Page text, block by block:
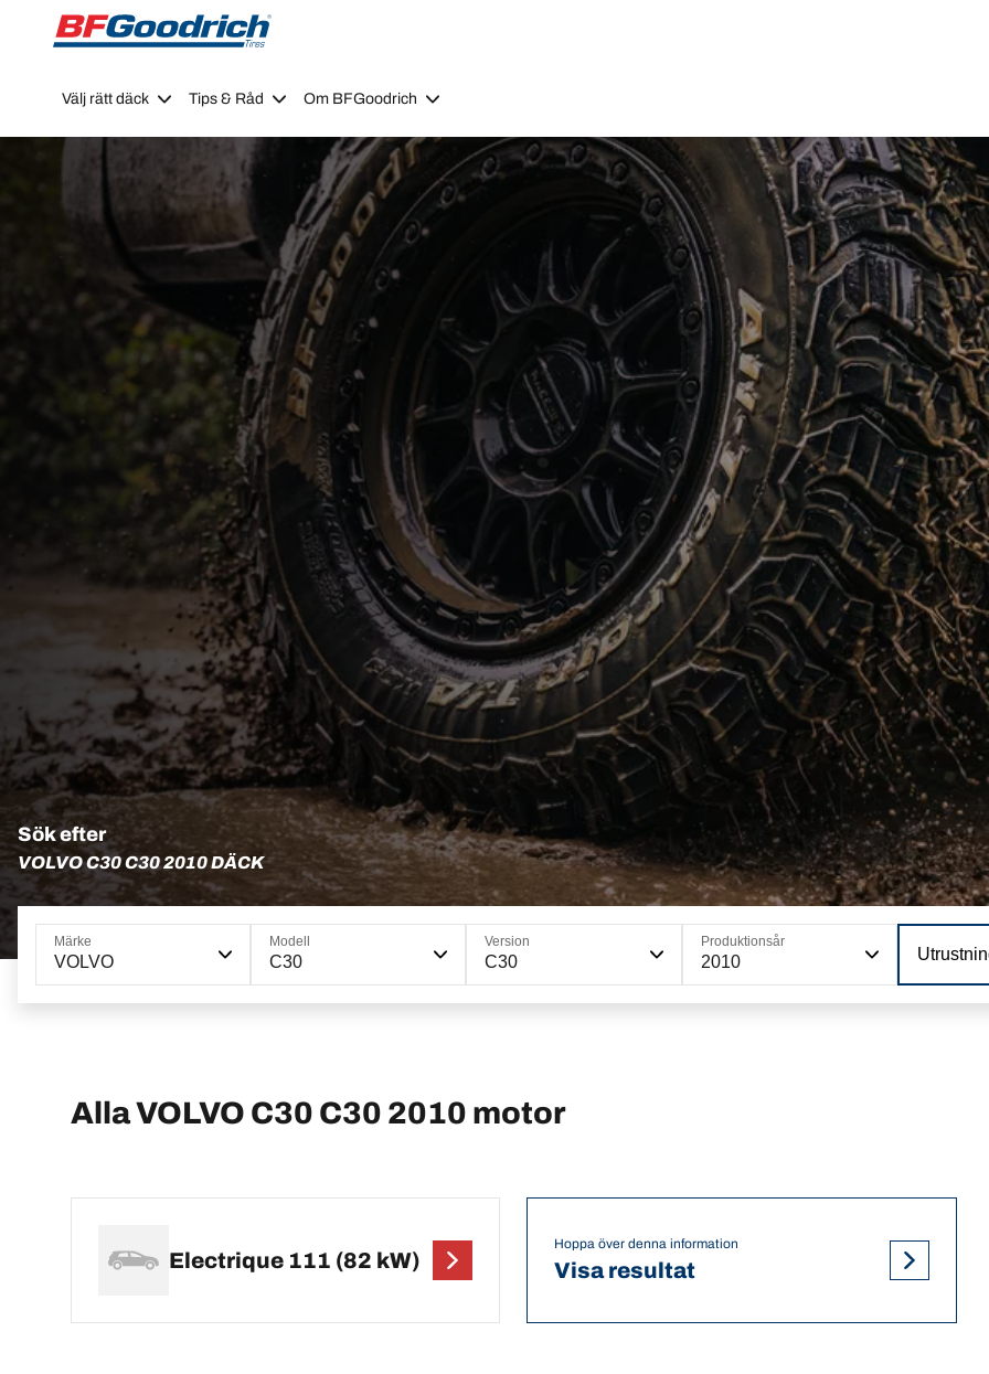
Go to page content Go to page navigation
Välj rätt däck Tips & Råd Om BFGoodrich
Sök efter
VOLVO C30 C30 2010 DÄCK
Märke
VOLVO
Modell
C30
Version
C30
Produktionsår
2010
Alla VOLVO C30 C30 2010 motor
Electrique 111 (82 kW)
Hoppa över denna information
Visa resultat